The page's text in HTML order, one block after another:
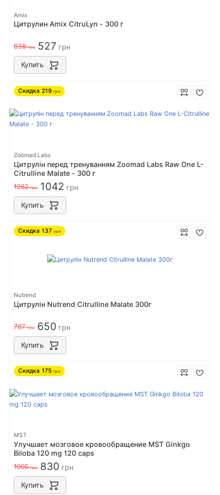
Amix
Цитрулин Amix CitruLyn - 300 г
638грн 527 грн
Купить
Скидка 219 грн
Zoomad Labs
Цитрулін перед тренуванням Zoomad Labs Raw One L-
Citrulline Malate - 300 г
1262грн 1042 грн
Купить
Скидка 137 грн
Nutrend
Цитрулін Nutrend Citrulline Malate 300г
787грн 650 грн
Купить
Скидка 175 грн
MST
Улучшает мозговое кровообращение MST Ginkgo
Biloba 120 mg 120 caps
1005грн 830 грн
Купить